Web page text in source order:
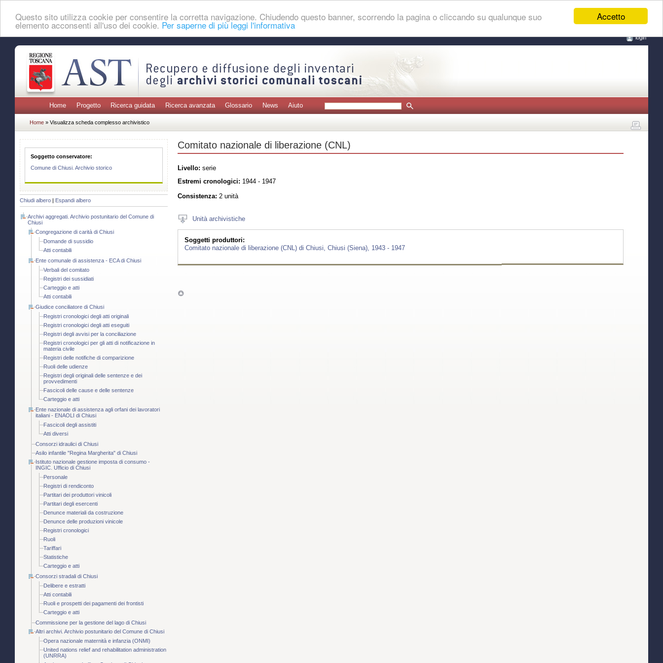
Accetto
Questo sito utilizza cookie per consentire la corretta navigazione. Chiudendo questo banner, scorrendo la pagina o cliccando su qualunque suo
elemento acconsenti all'uso dei cookie. Per saperne di più leggi l'informativa
login
Home Progetto Ricerca guidata Ricerca avanzata Glossario News Aiuto
Home » Visualizza scheda complesso archivistico
Soggetto conservatore:
Comune di Chiusi. Archivio storico
Chiudi albero Espandi albero
Archivi aggregati. Archivio postunitario del Comune di
Chiusi
Congregazione di carità di Chiusi
Domande di sussidio
Atti contabili
Ente comunale di assistenza - ECA di Chiusi
Verbali del comitato
Registri dei sussidiati
Carteggio e atti
Atti contabili
Giudice conciliatore di Chiusi
Registri cronologici degli atti originali
Registri cronologici degli atti eseguiti
Registri degli avvisi per la conciliazione
Registri cronologici per gli atti di notificazione in
materia civile
Registri delle notifiche di comparizione
Ruoli delle udienze
Registri degli originali delle sentenze e dei
provvedimenti
Fascicoli delle cause e delle sentenze
Carteggio e atti
Ente nazionale di assistenza agli orfani dei lavoratori
italiani - ENAOLI di Chiusi
Fascicoli degli assistiti
Atti diversi
Consorzi idraulici di Chiusi
Asilo infantile "Regina Margherita" di Chiusi
Istituto nazionale gestione imposta di consumo -
INGIC. Ufficio di Chiusi
Personale
Registri di rendiconto
Partitari dei produttori vinicoli
Partitari degli esercenti
Denunce materiali da costruzione
Denunce delle produzioni vinicole
Registri cronologici
Ruoli
Tariffari
Statistiche
Carteggio e atti
Consorzi stradali di Chiusi
Delibere e estratti
Atti contabili
Ruoli e prospetti dei pagamenti dei frontisti
Carteggio e atti
Commissione per la gestione del lago di Chiusi
Altri archivi. Archivio postunitario del Comune di Chiusi
Opera nazionale maternità e infanzia (ONMI)
United nations relief and rehabilitation administration
(UNRRA)
Comitato nazionale di liberazione (CNL)
Livello: serie
Estremi cronologici: 1944 - 1947
Consistenza: 2 unità
Unità archivistiche
Soggetti produttori:
Comitato nazionale di liberazione (CNL) di Chiusi, Chiusi (Siena), 1943 - 1947